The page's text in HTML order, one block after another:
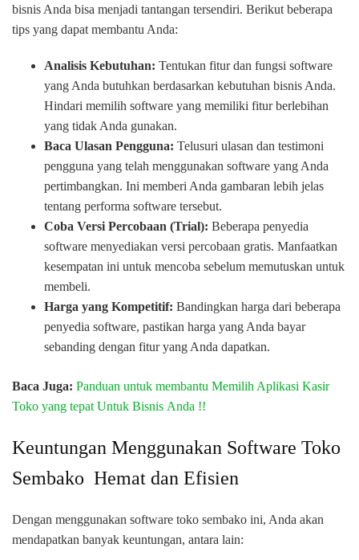
bisnis Anda bisa menjadi tantangan tersendiri. Berikut beberapa
tips yang dapat membantu Anda:
Analisis Kebutuhan: Tentukan fitur dan fungsi software
yang Anda butuhkan berdasarkan kebutuhan bisnis Anda.
Hindari memilih software yang memiliki fitur berlebihan
yang tidak Anda gunakan.
Baca Ulasan Pengguna: Telusuri ulasan dan testimoni
pengguna yang telah menggunakan software yang Anda
pertimbangkan. Ini memberi Anda gambaran lebih jelas
tentang performa software tersebut.
Coba Versi Percobaan (Trial): Beberapa penyedia
software menyediakan versi percobaan gratis. Manfaatkan
kesempatan ini untuk mencoba sebelum memutuskan untuk
membeli.
Harga yang Kompetitif: Bandingkan harga dari beberapa
penyedia software, pastikan harga yang Anda bayar
sebanding dengan fitur yang Anda dapatkan.
Baca Juga: Panduan untuk membantu Memilih Aplikasi Kasir
Toko yang tepat Untuk Bisnis Anda !!
Keuntungan Menggunakan Software Toko
Sembako Hemat dan Efisien
Dengan menggunakan software toko sembako ini, Anda akan
mendapatkan banyak keuntungan, antara lain: